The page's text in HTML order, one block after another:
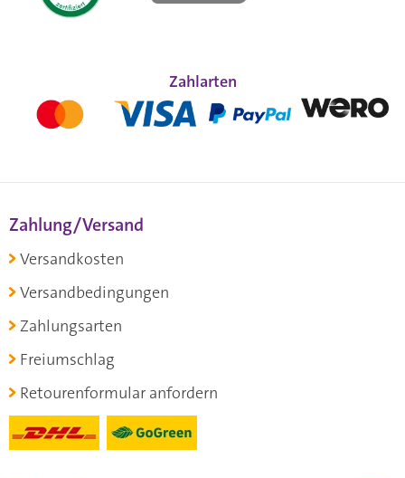
Zahlarten
Zahlung/Versand
Versandkosten
Versandbedingungen
Zahlungsarten
Freiumschlag
Retourenformular anfordern